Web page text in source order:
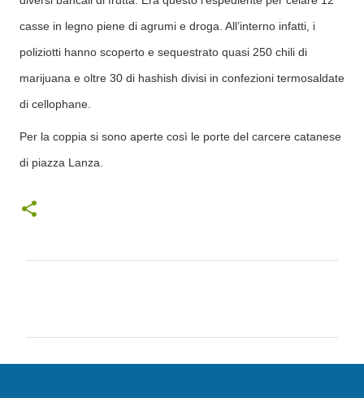
casse in legno piene di agrumi e droga. All’interno infatti, i
poliziotti hanno scoperto e sequestrato quasi 250 chili di
marijuana e oltre 30 di hashish divisi in confezioni termosaldate
di cellophane.
Per la coppia si sono aperte così le porte del carcere catanese
di piazza Lanza.